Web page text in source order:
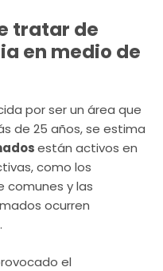
tratar de
en medio de
por ser un área que
de 25 años, se estima
están activos en
como los
comunes y las
ocurren
el